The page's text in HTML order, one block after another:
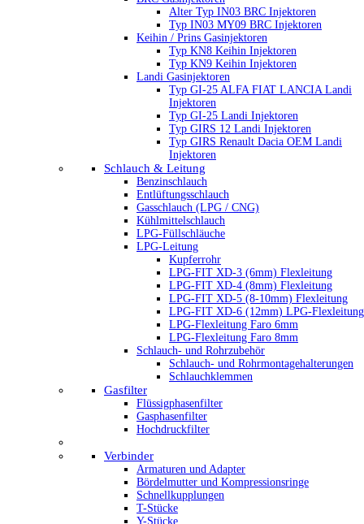
Alter Typ IN03 BRC Injektoren
Typ IN03 MY09 BRC Injektoren
Keihin / Prins Gasinjektoren
Typ KN8 Keihin Injektoren
Typ KN9 Keihin Injektoren
Landi Gasinjektoren
Typ GI-25 ALFA FIAT LANCIA Landi
Injektoren
Typ GI-25 Landi Injektoren
Typ GIRS 12 Landi Injektoren
Typ GIRS Renault Dacia OEM Landi
Injektoren
Schlauch & Leitung
Benzinschlauch
Entlüftungsschlauch
Gasschlauch (LPG / CNG)
Kühlmittelschlauch
LPG-Füllschläuche
LPG-Leitung
Kupferrohr
LPG-FIT XD-3 (6mm) Flexleitung
LPG-FIT XD-4 (8mm) Flexleitung
LPG-FIT XD-5 (8-10mm) Flexleitung
LPG-FIT XD-6 (12mm) LPG-Flexleitung
LPG-Flexleitung Faro 6mm
LPG-Flexleitung Faro 8mm
Schlauch- und Rohrzubehör
Schlauch- und Rohrmontagehalterungen
Schlauchklemmen
Gasfilter
Flüssigphasenfilter
Gasphasenfilter
Hochdruckfilter
Verbinder
Armaturen und Adapter
Bördelmutter und Kompressionsringe
Schnellkupplungen
T-Stücke
Y-Stücke